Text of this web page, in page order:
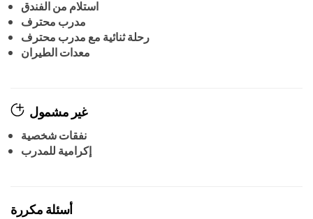
استلام من الفندق
مدرب محترف
رحلة ثنائية مع مدرب محترف
معدات الطيران
غير مشمول
نفقات شخصية
إكرامية للمدرب
أسئلة مكررة